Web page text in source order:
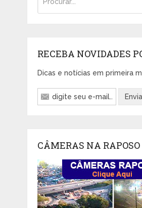
RECEBA NOVIDADES
Dicas e notícias em primeira
CÂMERAS NA RAPOSO